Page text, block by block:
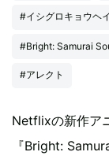
#イシグロキョウヘイ
#Bright: Samurai
#アレクト
Netflixの新作ア
『Bright: